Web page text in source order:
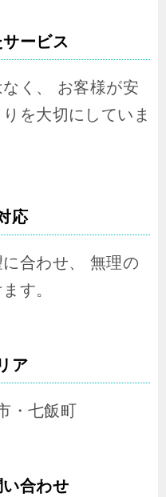
ービス
く、 お客様が安
を大切にしていま
応
合わせ、 無理の
す。
ア
・七飯町
合わせ